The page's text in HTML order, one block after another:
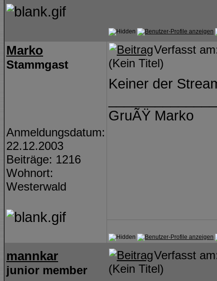
Marko
Stammgast
Anmeldungsdatum:
22.12.2003
Beiträge: 1216
Wohnort:
Westerwald
Verfasst
(Kein Titel)
Keiner der
GruÃŸ Marko
mannkar
junior member
Verfasst
(Kein Titel)